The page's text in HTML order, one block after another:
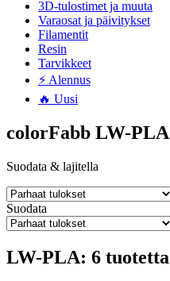
3D-tulostimet ja muuta
Varaosat ja päivitykset
Filamentit
Resin
Tarvikkeet
⚡ Alennus
🔥 Uusi
colorFabb LW-
Suodata & lajitella
Suodata
LW-PLA: 6 tuotetta